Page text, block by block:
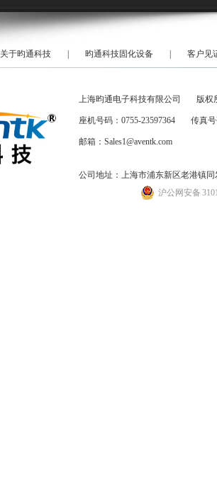
关于昀通科技 昀通科技固化设备 客户见
上海昀通电子科技有限公司 版权
座机号码：0755-23597364 传真号
邮箱：Sales1@aventk.com
公司地址：上海市浦东新区老港镇同
沪公网安备